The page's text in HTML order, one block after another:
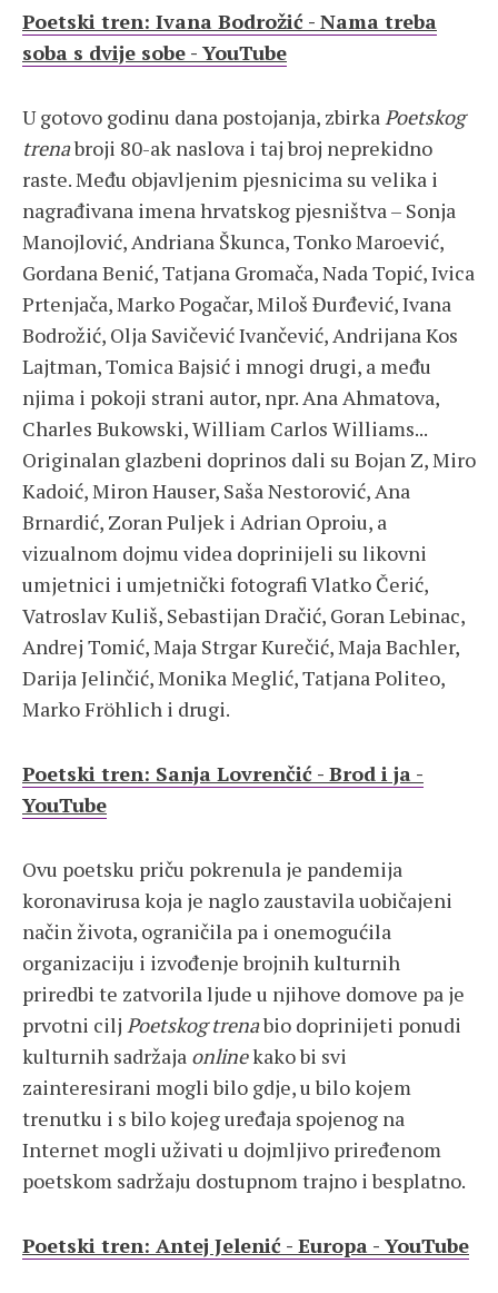
Poetski tren: Ivana Bodrožić - Nama treba
soba s dvije sobe - YouTube
U gotovo godinu dana postojanja, zbirkaPoetskog
trenabroji 80-ak naslova i taj broj neprekidno
raste. Među objavljenim pjesnicima su velika i
nagrađivana imena hrvatskog pjesništva – Sonja
Manojlović, Andriana Škunca, Tonko Maroević,
Gordana Benić, Tatjana Gromača, Nada Topić, Ivica
Prtenjača, Marko Pogačar, Miloš Đurđević, Ivana
Bodrožić, Olja Savičević Ivančević, Andrijana Kos
Lajtman, Tomica Bajsić i mnogi drugi, a među
njima i pokoji strani autor, npr. Ana Ahmatova,
Charles Bukowski, William Carlos Williams...
Originalan glazbeni doprinos dali su Bojan Z, Miro
Kadoić, Miron Hauser, Saša Nestorović, Ana
Brnardić, Zoran Puljek i Adrian Oproiu, a
vizualnom dojmu videa doprinijeli su likovni
umjetnici i umjetnički fotografi Vlatko Čerić,
Vatroslav Kuliš, Sebastijan Dračić, Goran Lebinac,
Andrej Tomić, Maja Strgar Kurečić, Maja Bachler,
Darija Jelinčić, Monika Meglić, Tatjana Politeo,
Marko Fröhlich i drugi.
Poetski tren: Sanja Lovrenčić - Brod i ja -
YouTube
Ovu poetsku priču pokrenula je pandemija
koronavirusa koja je naglo zaustavila uobičajeni
način života, ograničila pa i onemogućila
organizaciju i izvođenje brojnih kulturnih
priredbi te zatvorila ljude u njihove domove pa je
prvotni cilj Poetskog trenabio doprinijeti ponudi
kulturnih sadržaja onlinekako bi svi
zainteresirani mogli bilo gdje, u bilo kojem
trenutku i s bilo kojeg uređaja spojenog na
Internet mogli uživati u dojmljivo priređenom
poetskom sadržaju dostupnom trajno i besplatno.
Poetski tren: Antej Jelenić - Europa - YouTube